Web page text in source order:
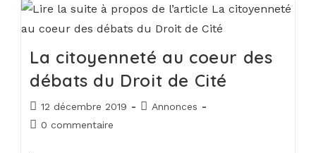
La citoyenneté au coeur des
débats du Droit de Cité
12 décembre 2019
Annonces
0 commentaire